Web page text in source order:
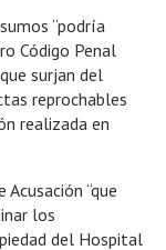
“podría
Código Penal
surjan del
reprochables
realizada en
“que
los
del Hospital